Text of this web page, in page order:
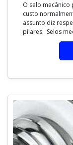
O selo
custo
assunto diz
pilares: Selos